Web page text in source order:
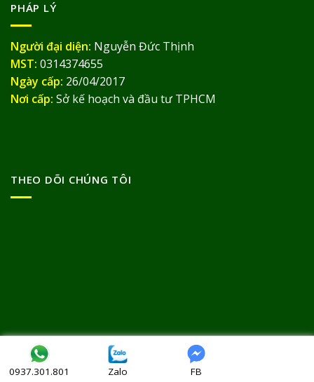
PHÁP LÝ
Người đại diện: Nguyễn Đức Thịnh
MST: 0314374655
Ngày cấp: 26/04/2017
Nơi cấp: Sở kế hoạch và đầu tư TPHCM
THEO DÕI CHÚNG TÔI
Bản quyền thuộc về © Thảo Dược Đức Thịnh 2013
0937.301.801 Zalo FB